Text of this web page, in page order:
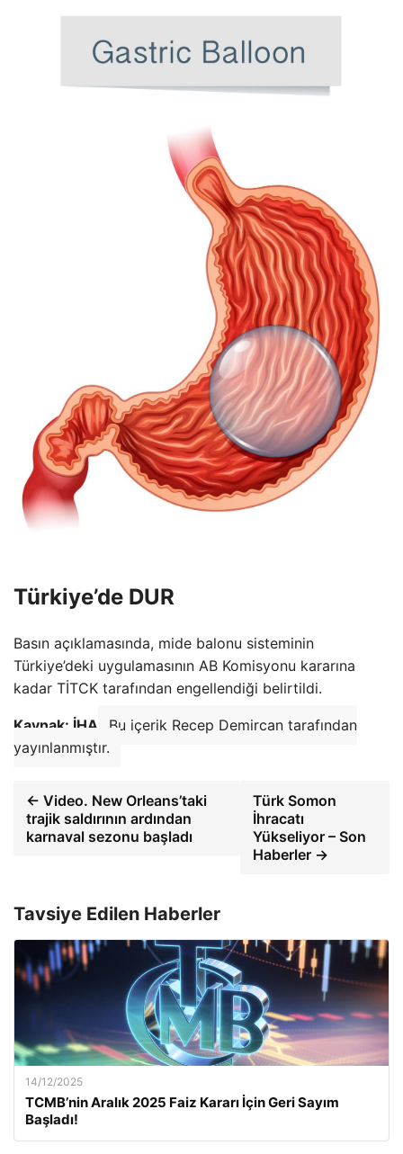
Türkiye’de DUR
Basın açıklamasında, mide balonu sisteminin
Türkiye’deki uygulamasının AB Komisyonu kararına
kadar TİTCK tarafından engellendiği belirtildi.
Kaynak: İHA
Bu içerik Recep Demircan tarafından
yayınlanmıştır.
← Video. New Orleans’taki
trajik saldırının ardından
karnaval sezonu başladı
Türk Somon
İhracatı
Yükseliyor – Son
Haberler →
Tavsiye Edilen Haberler
14/12/2025
TCMB’nin Aralık 2025 Faiz Kararı İçin Geri Sayım
Başladı!